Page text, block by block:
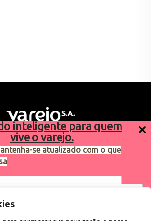
inteligente para quem
vive o varejo.
se atualizado com o que
cookies para oferecer melhor
Sugestões de pauta
varejosa@cndl.org.br